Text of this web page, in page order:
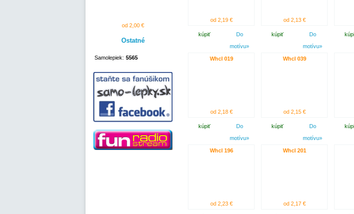
od 2,00 €
Ostatné
Samolepiek: 5565
od 2,19 €
kúpiť
Do
motívu»
od 2,13 €
kúpiť
Do
motívu»
Whcl 019
od 2,18 €
kúpiť
Do
motívu»
Whcl 039
od 2,15 €
kúpiť
Do
motívu»
Whcl 196
od 2,23 €
Whcl 201
od 2,17 €